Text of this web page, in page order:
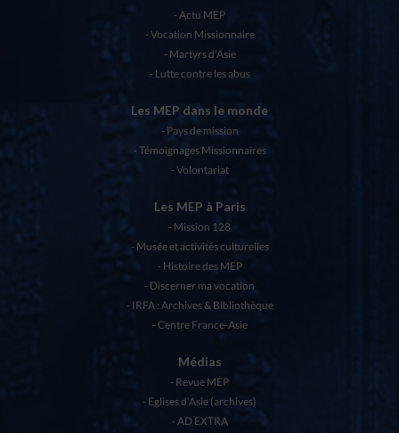
Actu MEP
Vocation Missionnaire
Martyrs d’Asie
Lutte contre les abus
Les MEP dans le monde
Pays de mission
Témoignages Missionnaires
Volontariat
Les MEP à Paris
Mission 128
Musée et activités culturelles
Histoire des MEP
Discerner ma vocation
IRFA : Archives & Bibliothèque
Centre France-Asie
Médias
Revue MEP
Eglises d’Asie (archives)
AD EXTRA